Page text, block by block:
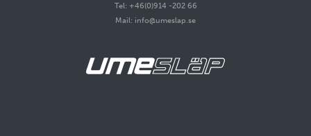
Tel: +46(0)914 -202 66
Mail: info@umeslap.se